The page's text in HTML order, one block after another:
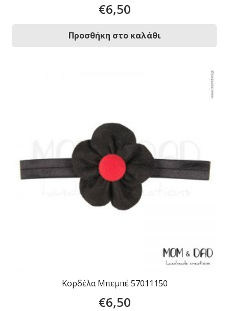
€6,50
Προσθήκη στο καλάθι
Κορδέλα Μπεμπέ 57011150
€6,50